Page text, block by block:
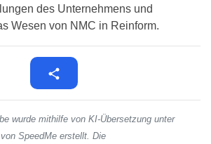
des Unternehmens und
Wesen von NMC in Reinform.
wurde mithilfe von KI-Übersetzung unter
SpeedMe erstellt. Die